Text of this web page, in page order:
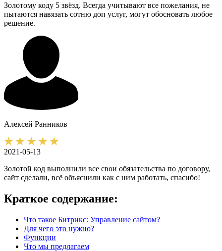
Золотому коду 5 звёзд. Всегда учитывают все пожелания, не
пытаются навязать сотню доп услуг, могут обосновать любое
решение.
Алексей Ранников
2021-05-13
Золотой код выполнили все свои обязательства по договору,
сайт сделали, всё объяснили как с ним работать, спасибо!
Краткое содержание:
Что такое Битрикс: Управление сайтом?
Для чего это нужно?
Функции
Что мы предлагаем